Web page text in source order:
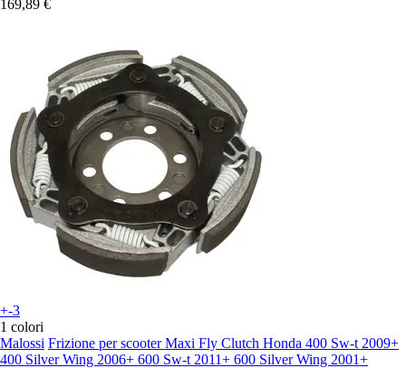
169,89 €
+-3
1 colori
Malossi Frizione per scooter Maxi Fly Clutch Honda 400 Sw-t 2009+
400 Silver Wing 2006+ 600 Sw-t 2011+ 600 Silver Wing 2001+